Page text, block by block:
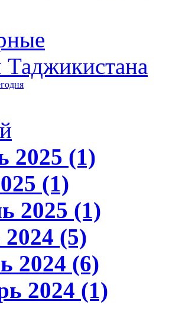
Таджикистана
2025 (1)
(1)
2025 (1)
(5)
2024 (6)
2024 (1)